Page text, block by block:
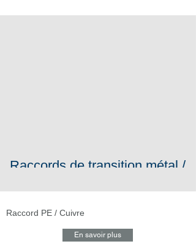
Raccords de transition métal /
Raccord PE / Cuivre
En savoir plus